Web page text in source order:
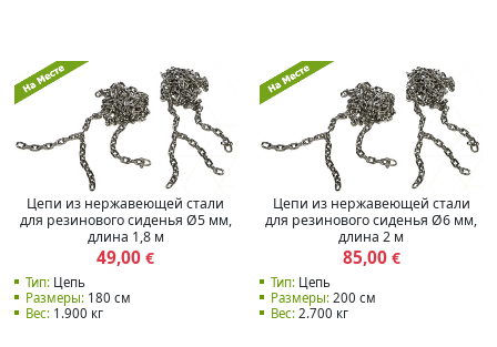
Цепи из нержавеющей стали
для резинового сиденья Ø5 мм,
длина 1,8 м
49,00 €
Тип:Цепь
Размеры:180 см
Вес:1.900 кг
Цепи из нержавеющей стали
для резинового сиденья Ø6 мм,
длина 2 м
85,00€
Тип: Цепь
Размеры: 200 см
Вес: 2.700 кг